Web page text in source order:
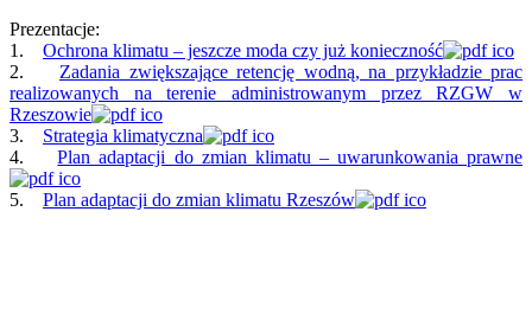
Prezentacje:
1. Ochrona klimatu – jeszcze moda czy już konieczność
2. Zadania zwiększające retencję wodną, na przykładzie prac
realizowanych na terenie administrowanym przez RZGW w
Rzeszowie
3. Strategia klimatyczna
4.Plan adaptacji do zmian klimatu – uwarunkowania prawne
5. Plan adaptacji do zmian klimatu Rzeszów